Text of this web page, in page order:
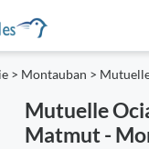
> Montauban >
Mutuelle
Matmut -